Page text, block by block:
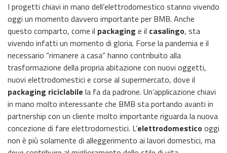
I progetti chiavi in mano dell’elettrodomestico stanno vivendo
oggi un momento davvero importante per BMB. Anche
questo comparto, come il packaging e il casalingo, sta
vivendo infatti un momento di gloria. Forse la pandemia e il
necessario “rimanere a casa” hanno contribuito alla
trasformazione della propria abitazione con nuovi oggetti,
nuovi elettrodomestici e corse al supermercato, dove il
packaging riciclabile la fa da padrone. Un’applicazione chiavi
in mano molto interessante che BMB sta portando avanti in
partnership con un cliente molto importante riguarda la nuova
concezione di fare elettrodomestici. L’elettrodomestico oggi
non è più solamente di alleggerimento ai lavori domestici, ma